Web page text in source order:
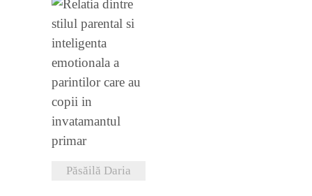
Păsăilă Daria
DETALII